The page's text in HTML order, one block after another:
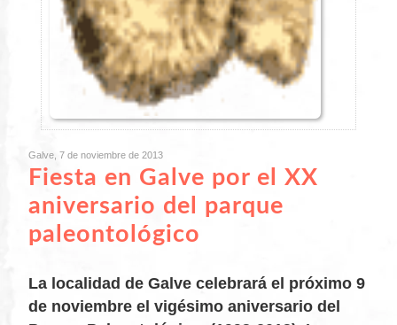
Galve, 7 de noviembre de 2013
Fiesta en Galve por el XX
aniversario del parque
paleontológico
La localidad de Galve celebrará el próximo 9
de noviembre el vigésimo aniversario del